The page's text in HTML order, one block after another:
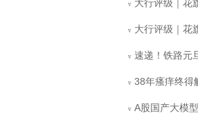
v 大行评级｜花
v 大行评级｜花
v 速递！铁路元
v 38年瘙痒终得
v A股国产大模